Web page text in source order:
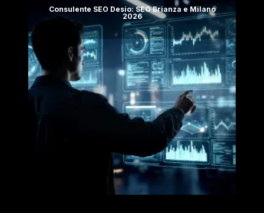
Consulente SEO Desio: SEO Brianza e Milano
2026